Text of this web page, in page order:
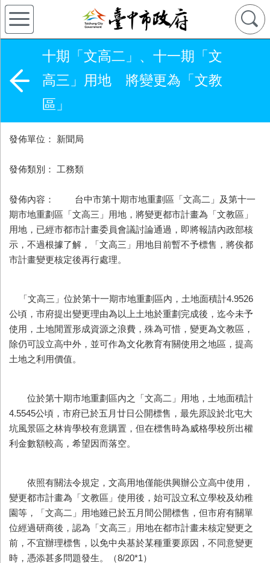
十期「文高二」、十一期「文
高三」用地 將變更為「文教
區」
發佈單位： 新聞局
發佈類別： 工務類
發佈內容： 台中市第十期市地重劃區「文高二」及第十一
期市地重劃區「文高三」用地，將變更都市計畫為「文教區」
用地，已經市都市計畫委員會議討論通過，即將報請內政部核
示，不過根據了解，「文高三」用地目前暫不予標售，將俟都
市計畫變更核定後再行處理。
「文高三」位於第十一期市地重劃區內，土地面積計4.9526
公頃，市府提出變更理由為以上土地於重劃完成後，迄今未予
使用，土地閒置形成資源之浪費，殊為可惜，變更為文教區，
除仍可設立高中外，並可作為文化教育有關使用之地區，提高
土地之利用價值。
位於第十期市地重劃區內之「文高二」用地，土地面積計
4.5545公頃，市府已於五月廿日公開標售，最先原設於北屯大
坑風景區之林肯學校有意購置，但在標售時為威格學校所出權
利金數額較高，希望因而落空。
依照有關法令規定，文高用地僅能供興辦公立高中使用，
變更都市計畫為「文教區」使用後，始可設立私立學校及幼稚
園等，「文高二」用地雖已於五月間公開標售，但市府有關單
位經過研商後，認為「文高三」用地在都市計畫未核定變更之
前，不宜辦理標售，以免中央基於某種重要原因，不同意變更
時，憑添甚多問題發生。（8/20*1）